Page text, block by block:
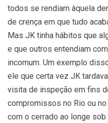
todos se rendiam àquela
de crença em que tudo
Mas JK tinha hábitos que
e que outros entendiam
incomum. Um exemplo
ele que certa vez JK
visita de inspeção em fins
compromissos no Rio ou
com o cerrado ao longe